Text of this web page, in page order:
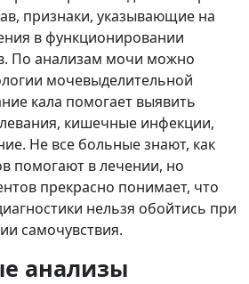
признаки, указывающие на
в функционировании
По анализам мочи можно
мочевыделительной
кала помогает выявить
кишечные инфекции,
Не все больные знают, как
помогают в лечении, но
прекрасно понимает, что
нельзя обойтись при
самочувствия.
анализы